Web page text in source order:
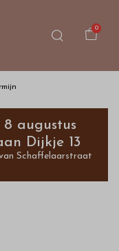
0
augustus
Dijkje 13
Schaffelaarstraat